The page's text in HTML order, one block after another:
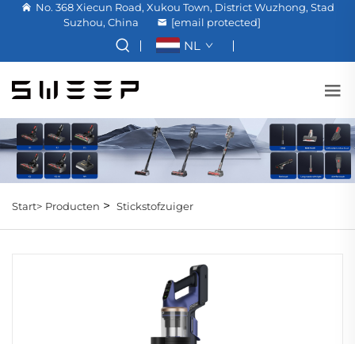
No. 368 Xiecun Road, Xukou Town, District Wuzhong, Stad
Suzhou, China
[email protected]
NL
Start> Producten > Stickstofzuiger